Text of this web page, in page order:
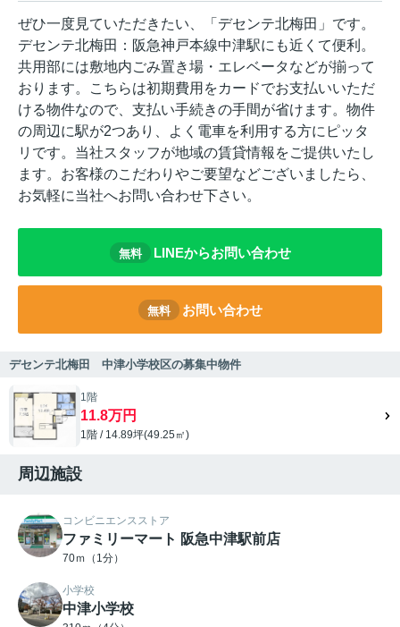
ぜひ一度見ていただきたい、「デセンテ北梅田」です。
デセンテ北梅田：阪急神戸本線中津駅にも近くて便利。
共用部には敷地内ごみ置き場・エレベータなどが揃って
おります。こちらは初期費用をカードでお支払いいただ
ける物件なので、支払い手続きの手間が省けます。物件
の周辺に駅が2つあり、よく電車を利用する方にピッタ
リです。当社スタッフが地域の賃貸情報をご提供いたし
ます。お客様のこだわりやご要望などございましたら、
お気軽に当社へお問い合わせ下さい。
無料 LINEからお問い合わせ
無料 お問い合わせ
デセンテ北梅田 中津小学校区の募集中物件
1階
11.8万円
1階 / 14.89坪(49.25㎡)
周辺施設
コンビニエンスストア
ファミリーマート 阪急中津駅前店
70ｍ（1分）
小学校
中津小学校